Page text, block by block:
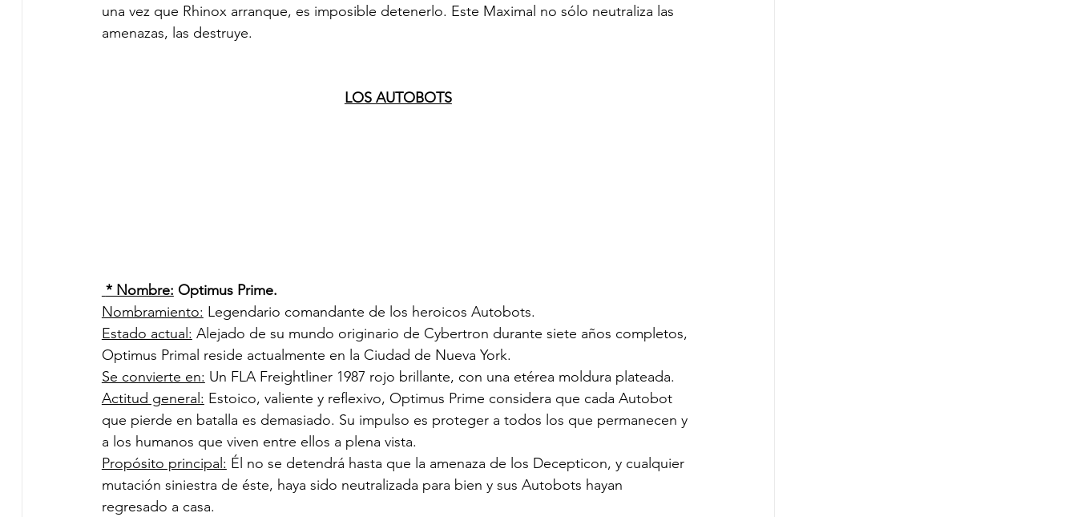
una vez que Rhinox arranque, es imposible detenerlo. Este Maximal no sólo neutraliza las
amenazas, las destruye.
LOS AUTOBOTS
* Nombre: Optimus Prime.
Nombramiento: Legendario comandante de los heroicos Autobots.
Estado actual: Alejado de su mundo originario de Cybertron durante siete años completos,
Optimus Primal reside actualmente en la Ciudad de Nueva York.
Se convierte en: Un FLA Freightliner 1987 rojo brillante, con una etérea moldura plateada.
Actitud general: Estoico, valiente y reflexivo, Optimus Prime considera que cada Autobot
que pierde en batalla es demasiado. Su impulso es proteger a todos los que permanecen y
a los humanos que viven entre ellos a plena vista.
Propósito principal: Él no se detendrá hasta que la amenaza de los Decepticon, y cualquier
mutación siniestra de éste, haya sido neutralizada para bien y sus Autobots hayan
regresado a casa.